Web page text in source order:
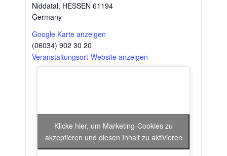
Niddatal, HESSEN 61194
Germany
Google Karte anzeigen
(06034) 902 30 20
Veranstaltungsort-Website anzeigen
Klicke hier, um Marketing-Cookies zu
akzeptieren und diesen Inhalt zu aktivieren